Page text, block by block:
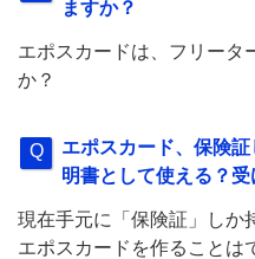
ますか？
エポスカードは、フリータ
か？
エポスカード、保険
明書として使える？受
現在手元に「保険証」しか
エポスカードを作ることは